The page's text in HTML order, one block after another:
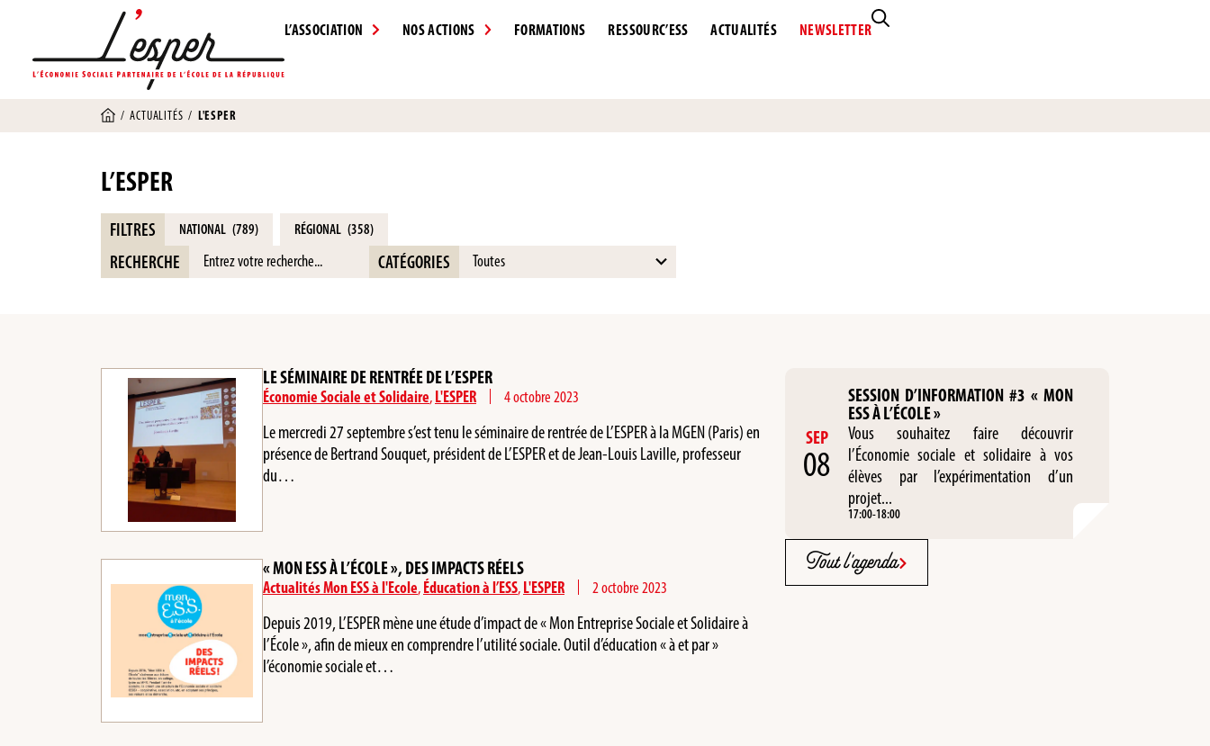
L’ASSOCIATION NOS ACTIONS FORMATIONS RESSOURC’ESS ACTUALITÉS NEWSLETTER
/ACTUALITÉS / L'ESPER
L’ESPER
FILTRES NATIONAL (789) RÉGIONAL (358)
RECHERCHE CATÉGORIES
results
LE SÉMINAIRE DE RENTRÉE DE L’ESPER
Économie Sociale et Solidaire,L'ESPER 4 octobre 2023
Le mercredi 27 septembre s’est tenu le séminaire de rentrée de L’ESPER à la MGEN (Paris) en
présence de Bertrand Souquet, président de L’ESPER et de Jean-Louis Laville, professeur
du…
« MON ESS À L’ÉCOLE », DES IMPACTS RÉELS
Actualités Mon ESS à l'Ecole,Éducation à l’ESS,L'ESPER 2 octobre 2023
Depuis 2019, L’ESPER mène une étude d’impact de « Mon Entreprise Sociale et Solidaire à
l’École », afin de mieux en comprendre l’utilité sociale. Outil d’éducation « à et par »
l’économie sociale et…
SEP
08
SESSION D’INFORMATION #3 « MON
ESS À L’ÉCOLE »
Vous souhaitez faire découvrir
l’Économie sociale et solidaire à vos
élèves par l’expérimentation d’un
projet...
17:00-18:00
Tout l'agenda